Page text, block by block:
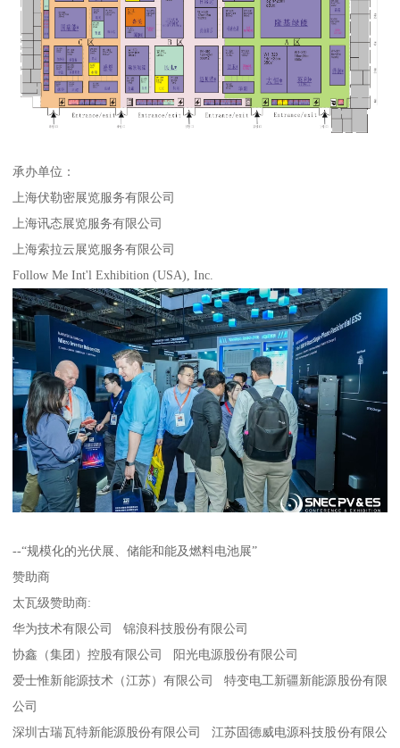
承办单位：
上海伏勒密展览服务有限公司
上海讯态展览服务有限公司
上海索拉云展览服务有限公司
Follow Me Int'l Exhibition (USA), Inc.
--“规模化的光伏展、储能和能及燃料电池展”
赞助商
太瓦级赞助商:
华为技术有限公司 锦浪科技股份有限公司
协鑫（集团）控股有限公司 阳光电源股份有限公司
爱士惟新能源技术（江苏）有限公司 特变电工新疆新能源股份有限
公司
深圳古瑞瓦特新能源股份有限公司 江苏固德威电源科技股份有限公